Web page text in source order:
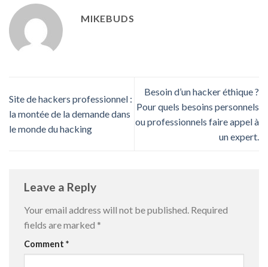
MIKEBUDS
Site de hackers professionnel :
la montée de la demande dans
le monde du hacking
Besoin d’un hacker éthique ?
Pour quels besoins personnels
ou professionnels faire appel à
un expert.
Leave a Reply
Your email address will not be published. Required
fields are marked *
Comment *